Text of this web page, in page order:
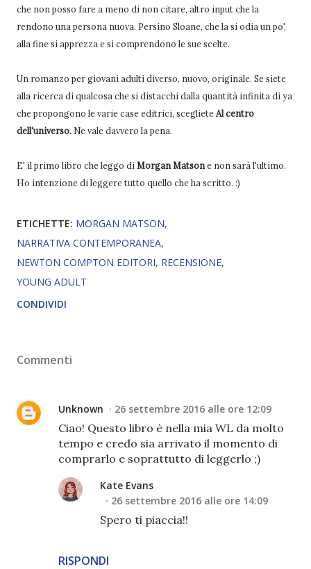
che non posso fare a meno di non citare, altro input che la
rendono una persona nuova. Persino Sloane, che la si odia un po',
alla fine si apprezza e si comprendono le sue scelte.
Un romanzo per giovani adulti diverso, nuovo, originale. Se siete
alla ricerca di qualcosa che si distacchi dalla quantità infinita di ya
che propongono le varie case editrici, sceglieteAl centro
dell'universo. Ne vale davvero la pena.
E' il primo libro che leggo di Morgan Matsone non sarà l'ultimo.
Ho intenzione di leggere tutto quello che ha scritto. :)
ETICHETTE: MORGAN MATSON
NARRATIVA CONTEMPORANEA
NEWTON COMPTON EDITORI RECENSIONE
YOUNG ADULT
CONDIVIDI
Commenti
Unknown 26 settembre 2016 alle ore 12:09
Ciao! Questo libro è nella mia WL da molto
tempo e credo sia arrivato il momento di
comprarlo e soprattutto di leggerlo ;)
RISPONDI
Kate Evans
26 settembre 2016 alle ore 14:09
Spero ti piaccia!!